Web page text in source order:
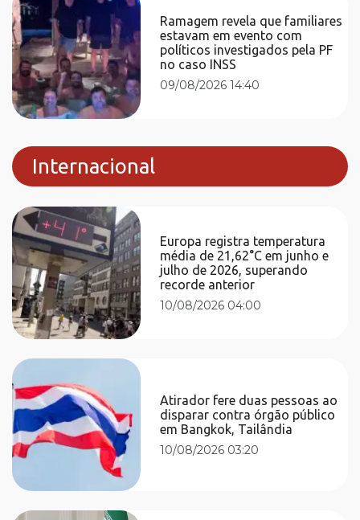
Ramagem revela que familiares
estavam em evento com
políticos investigados pela PF
no caso INSS
09/08/2026 14:40
Internacional
Europa registra temperatura
média de 21,62°C em junho e
julho de 2026, superando
recorde anterior
10/08/2026 04:00
Atirador fere duas pessoas ao
disparar contra órgão público
em Bangkok, Tailândia
10/08/2026 03:20